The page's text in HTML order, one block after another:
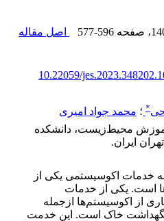
، صفحه 577-596
اصل مقاله
10.22059/
* ؛ محمد جواد امیری
محیط‌زیست، دانشکده
ایران.
خدمات اکوسیستمی یکی از
است. یکی از خدمات
از اکوسیستم‌ها ازجمله
نگهداشت خاک است. این خدمت